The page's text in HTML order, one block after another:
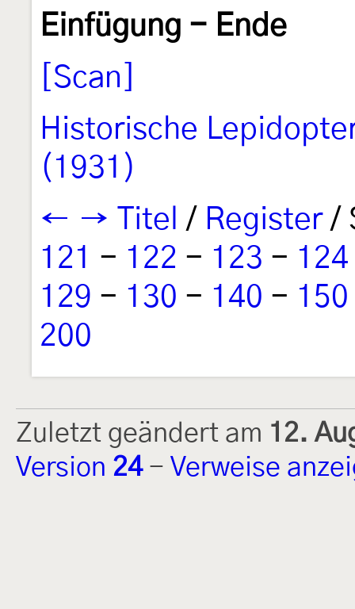
Einfügung - Ende
[Scan]
Historische
(1931)
← → Titel / Register/
121 - 122 - 123 - 124
129 - 130 - 140 - 150
200
Zuletzt geändert am 12.
Version 24- Verweise